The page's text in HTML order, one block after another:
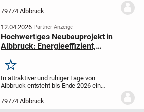
Hauensteiner Straße 52. Dieses moderne
Mehrfamilienhaus bietet insgesamt neun
hochwertig...
79774 Albbruck
12.04.2026 Partner-Anzeige
Hochwertiges Neubauprojekt in
Albbruck: Energieeffizient,
familienfreundlich
Merken
In attraktiver und ruhiger Lage von
Albbruck entsteht bis Ende 2026 ein
Hauensteiner Straße 52. Dieses moderne
Mehrfamilienhaus bietet insgesamt neun
79774 Albbruck